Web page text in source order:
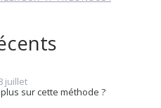
juillet
sur cette méthode ?